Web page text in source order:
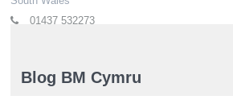
01437 532273
Blog BM Cymru